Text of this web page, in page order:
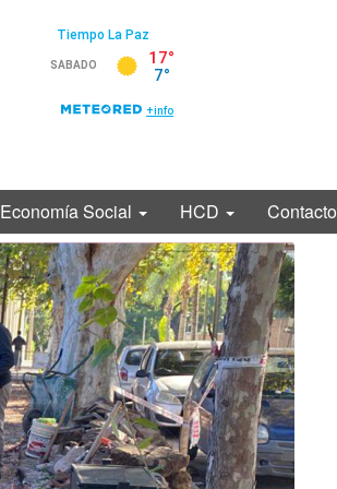
Economía Social HCD Contacto